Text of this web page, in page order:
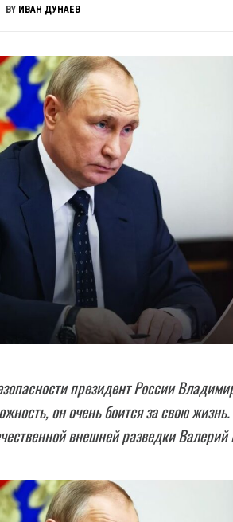
BY ИВАН ДУНАЕВ
президент России
он очень боится за свою
внешней разведки